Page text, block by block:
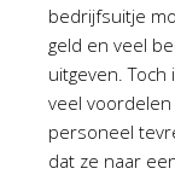
bedrijfsuitje
geld en veel
uitgeven.
veel
personeel
dat ze naar